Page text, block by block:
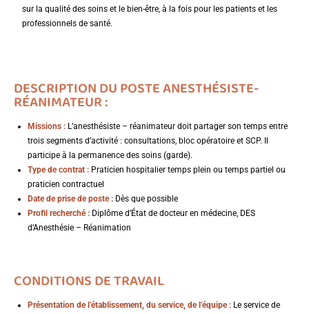
sur la qualité des soins et le bien-être, à la fois pour les patients et les
professionnels de santé.
DESCRIPTION DU POSTE ANESTHÉSISTE-
RÉANIMATEUR :
Missions : L’anesthésiste – réanimateur doit partager son temps entre
trois segments d’activité : consultations, bloc opératoire et SCP. Il
participe à la permanence des soins (garde).
Type de contrat : Praticien hospitalier temps plein ou temps partiel ou
praticien contractuel
Date de prise de poste : Dès que possible
Profil recherché : Diplôme d’État de docteur en médecine, DES
d’Anesthésie – Réanimation
CONDITIONS DE TRAVAIL
Présentation de l’établissement, du service, de l’équipe : Le service de